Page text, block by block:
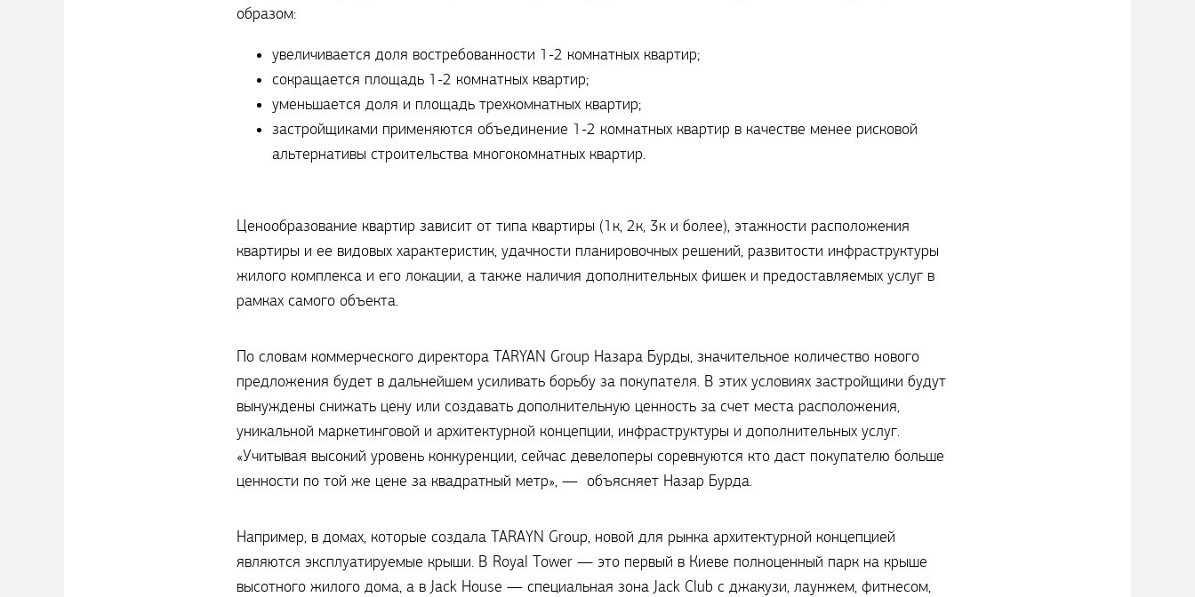
образом:
увеличивается доля востребованности 1-2 комнатных квартир;
сокращается площадь 1-2 комнатных квартир;
уменьшается доля и площадь трехкомнатных квартир;
застройщиками применяются объединение 1-2 комнатных квартир в качестве менее рисковой
альтернативы строительства многокомнатных квартир.
Ценообразование квартир зависит от типа квартиры (1к, 2к, 3к и более), этажности расположения
квартиры и ее видовых характеристик, удачности планировочных решений, развитости инфраструктуры
жилого комплекса и его локации, а также наличия дополнительных фишек и предоставляемых услуг в
рамках самого объекта.
По словам коммерческого директора TARYAN Group Назара Бурды, значительное количество нового
предложения будет в дальнейшем усиливать борьбу за покупателя. В этих условиях застройщики будут
вынуждены снижать цену или создавать дополнительную ценность за счет места расположения,
уникальной маркетинговой и архитектурной концепции, инфраструктуры и дополнительных услуг.
«Учитывая высокий уровень конкуренции, сейчас девелоперы соревнуются кто даст покупателю больше
ценности по той же цене за квадратный метр», — объясняет Назар Бурда.
Например, в домах, которые создала TARAYN Group, новой для рынка архитектурной концепцией
являются эксплуатируемые крыши. В Royal Tower — это первый в Киеве полноценный парк на крыше
высотного жилого дома, а в Jack House — специальная зона Jack Club с джакузи, лаунжем, фитнесом,